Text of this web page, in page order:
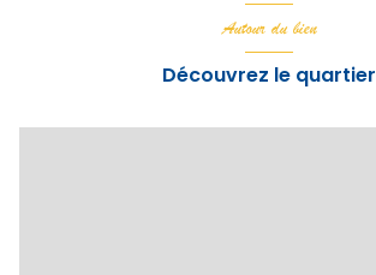
Autour du bien
Découvrez le quartier